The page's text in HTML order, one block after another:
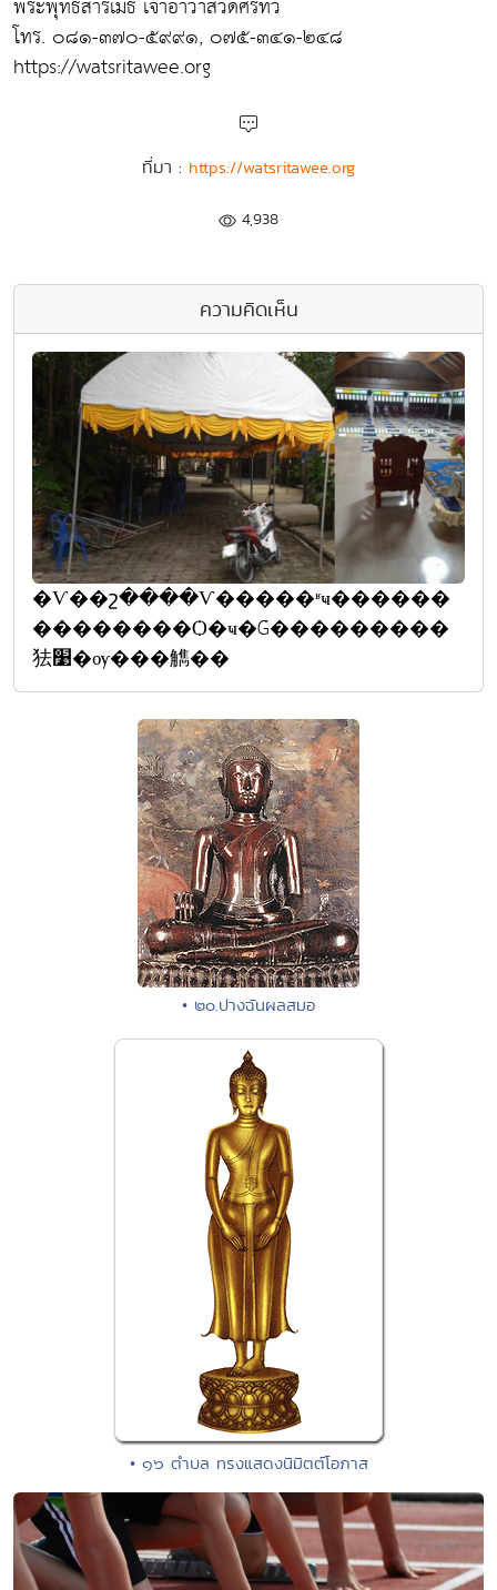
โทร. ๐๘๑-๓๗๐-๕๙๙๑, ๐๗๕-๓๔๑-๒๔๘
https://watsritawee.org
ที่มา : https://watsritawee.org
4,938
ความคิดเห็น
�Ѵ��շ����Ѵ�����ʶҹ������
��������Ѻ�ҹ�Ǵ���������
㹤׹�ѹ���觹��
• ๒๐.ปางฉันผลสมอ
• ๑๖ ตำบล ทรงแสดงนิมิตต์โอภาส